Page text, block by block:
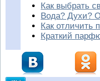
Как выбрать
Вода? Духи?
Как отличить
Краткий